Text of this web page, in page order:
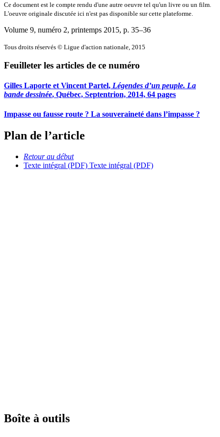
Ce document est le compte rendu d'une autre oeuvre tel qu'un livre ou un film.
L'oeuvre originale discutée ici n'est pas disponible sur cette plateforme.
Volume 9, numéro 2, printemps 2015, p. 35–36
Tous droits réservés © Ligue d'action nationale, 2015
Feuilleter les articles de ce numéro
Gilles Laporte et Vincent Partel, Légendes d’un peuple. La
bande dessinée, Québec, Septentrion, 2014, 64 pages
Impasse ou fausse route ? La souveraineté dans l’impasse ?
Plan de l’article
Retour au début
Texte intégral (PDF) Texte intégral (PDF)
Boîte à outils